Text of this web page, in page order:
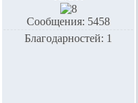
Сообщения: 5458
Благодарностей: 1